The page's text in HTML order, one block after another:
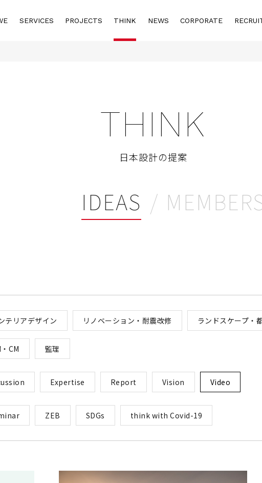
SERVICES PROJECTS THINK NEWS CORPORATE
THINK
日本設計の提案
IDEAS
テリアデザイン リノベーション・耐震改修 ランドスケープ・
CM​ 監理
Expertise Report Vision Video
ZEB SDGs think with Covid-19